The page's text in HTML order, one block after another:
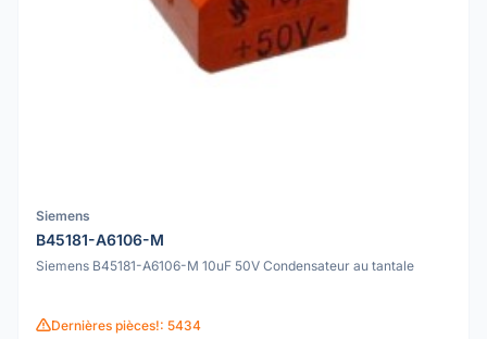
Siemens
B45181-A6106-M
Siemens B45181-A6106-M 10uF 50V Condensateur au tantale
Dernières pièces!: 5434